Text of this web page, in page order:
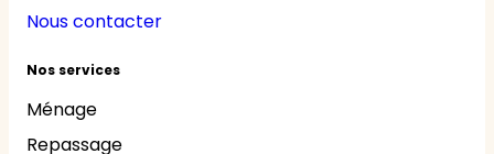
Nous contacter
Nos services
Ménage
Repassage